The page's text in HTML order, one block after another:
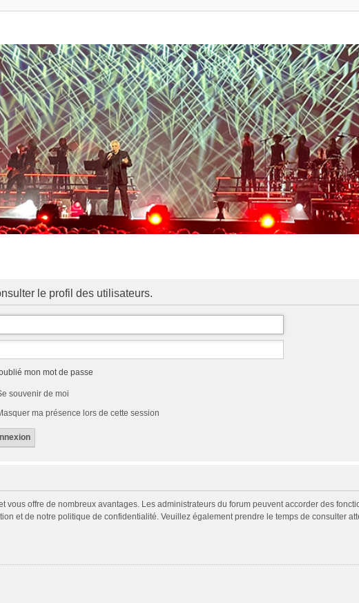
le profil des utilisateurs.
mon mot de passe
souvenir de moi
ma présence lors de cette session
vous offre de nombreux avantages. Les administrateurs du forum peuvent accorder des
et de notre politique de confidentialité. Veuillez également prendre le temps de consulter